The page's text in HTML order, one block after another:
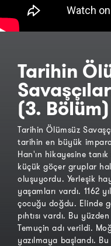
Tarihin
(3. Bölüm)
Tarihin Ölümsüz
tarihin en büyük
Han'ın hikayesine
küçük göçer gruplar
oluşuyordu. Yerleşik
yaşamları vardı. 1162
çocuğu doğdu. Elinde
pıhtısı vardı. Bu
Temuçin adı verildi.
yazılmaya başlandı.